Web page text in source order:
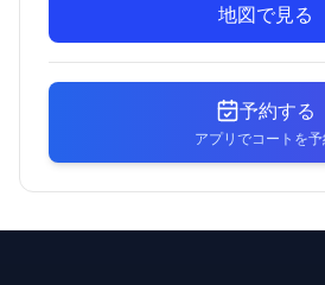
地図で見る
予約する
アプリでコートを予